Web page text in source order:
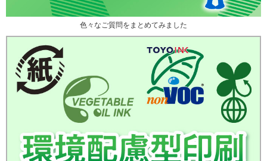
色々なご質問をまとめてみました